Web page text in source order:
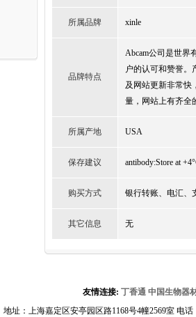
所属品牌 xinle
品牌特点
Abcam公司是世界
户的认可和赞誉。
及网站更新非常快
量，网站上有齐全
所属产地 USA
保存建议 antibody:Store at
购买方式 银行转账、电汇、
其它信息 无
友情连接: 丁香通 中国生物器
地址：上海嘉定区安亭园区路1168号4幢2569室 电话